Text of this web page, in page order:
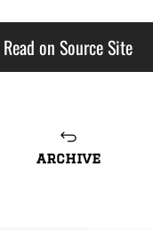
Read on Source Site
archive